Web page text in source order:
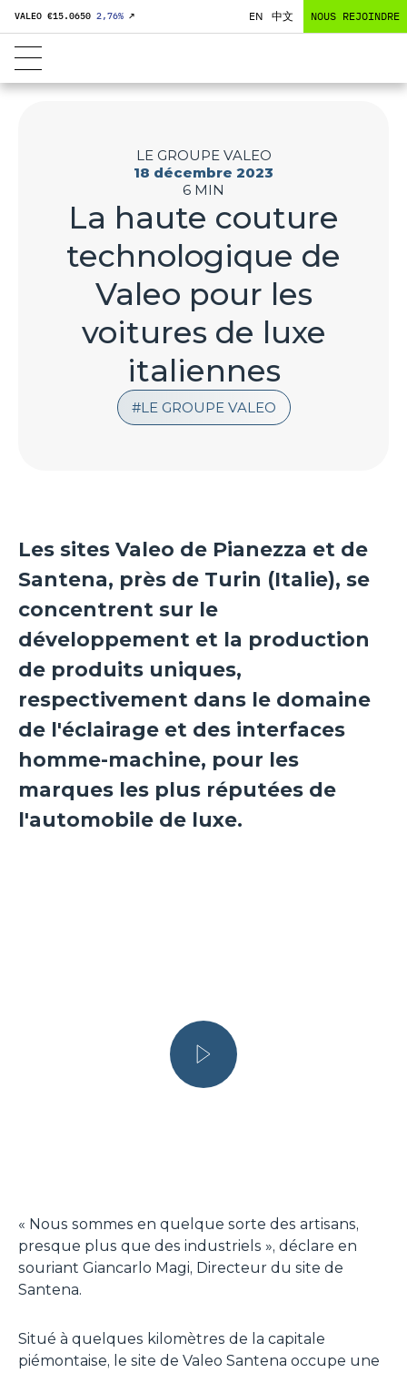
VALEO €15.0650 2,76% ↗ EN 中文 NOUS REJOINDRE
LE GROUPE VALEO
LE GROUPE VALEO
18 décembre 2023
6 MIN
La haute couture
technologique de
Valeo pour les
voitures de luxe
italiennes
Les sites Valeo de Pianezza et de
Santena, près de Turin (Italie), se
concentrent sur le
développement et la production
de produits uniques,
respectivement dans le domaine
de l'éclairage et des interfaces
homme-machine, pour les
marques les plus réputées de
l'automobile de luxe.
« Nous sommes en quelque sorte des artisans,
presque plus que des industriels », déclare en
souriant Giancarlo Magi, Directeur du site de
Santena.
Situé à quelques kilomètres de la capitale
piémontaise, le site de Valeo Santena occupe une